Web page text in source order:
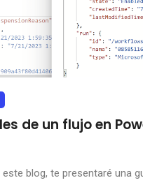
de un flujo en
este blog, te presentaré una